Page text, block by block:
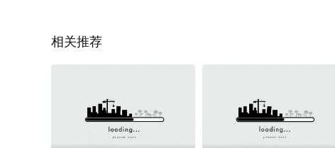
相关推荐